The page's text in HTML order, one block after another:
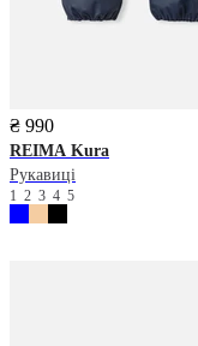
₴ 990
REIMA Kura
Рукавиці
1 2 3 4 5